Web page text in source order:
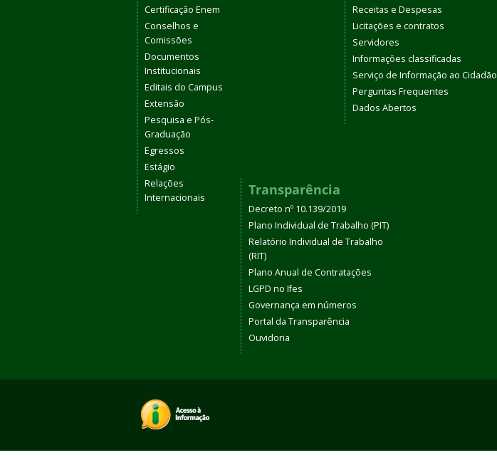
Certificação Enem
Conselhos e
Comissões
Documentos
Institucionais
Editais do Campus
Extensão
Pesquisa e Pós-
Graduação
Egressos
Estágio
Relações
Internacionais
Receitas e Despesas
Licitações e contratos
Servidores
Informações classificadas
Serviço de Informação ao Cidadão
Perguntas Frequentes
Dados Abertos
Transparência
Decreto nº 10.139/2019
Plano Individual de Trabalho (PIT)
Relatório Individual de Trabalho
(RIT)
Plano Anual de Contratações
LGPD no Ifes
Governança em números
Portal da Transparência
Ouvidoria